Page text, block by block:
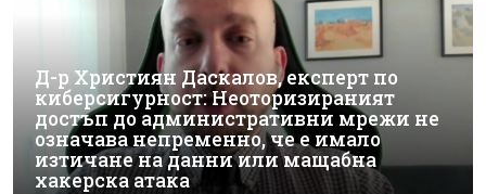
Д-р Християн Даскалов, експерт по
киберсигурност: Неоторизираният
достъп до административни мрежи не
означава непременно, че е имало
изтичане на данни или мащабна
хакерска атака